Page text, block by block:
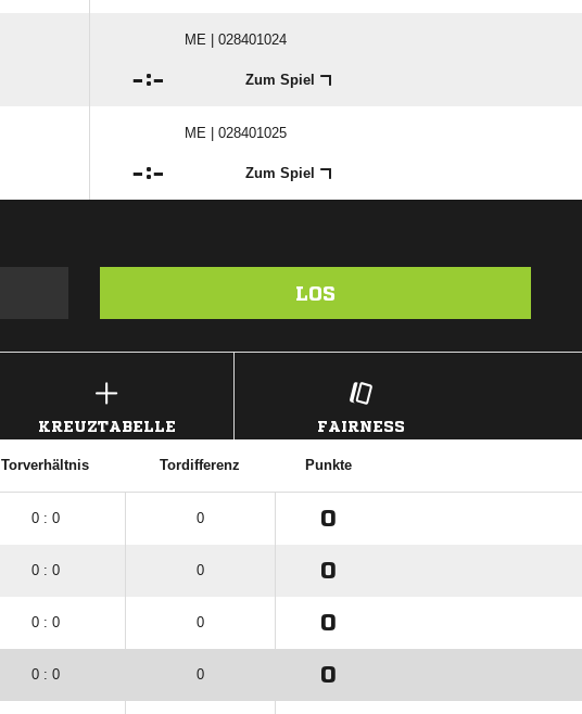
ME | 028401024
: Zum Spiel
ME | 028401025
: Zum Spiel
LOS
KREUZTABELLE FAIRNESS
Torverhältnis Tordifferenz Punkte
0 : 0 0 0
0 : 0 0 0
0 : 0 0 0
0 : 0 0 0